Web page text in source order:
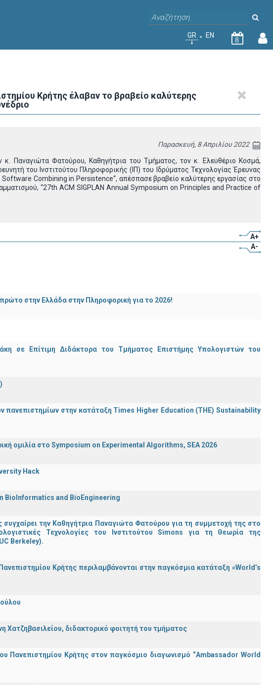
GR EN
8
Κρήτης έλαβαν το βραβείο καλύτερης
Παρασκευή, 8 Απριλίου 2022
Παναγιώτα Φατούρου, Καθηγήτρια του Τμήματος, τον κ. Ελευθέριο Κοσμά,
του Ινστιτούτου Πληροφορικής (ΙΠ) του Ιδρύματος Τεχνολογίας Έρευνας
Combining in Persistence“, απέσπασε βραβείο καλύτερης εργασίας στο
“27th ACM SIGPLAN Annual Symposium on Principles and Practice of
A+
A-
στην Ελλάδα στην Πληροφορική για το 2026!
σε Επίτιμη Διδάκτορα του Τμήματος Επιστήμης Υπολογιστών του
πανεπιστημίων στην κατάταξη Times Higher Education (ΤΗΕ) Sustainability
ομιλία στο Symposium on Experimental Algorithms, SEA 2026
Hack
BioInformatics and BioEngineering
την Καθηγήτρια Παναγιώτα Φατούρου για τη συμμετοχή της στο
Τεχνολογίες του Ινστιτούτου Simons για τη Θεωρία της
Berkeley).
Κρήτης περιλαμβάνονται στην παγκόσμια κατάταξη «World’s
Χατζηβασιλείου, διδακτορικό φοιτητή του τμήματος
Πανεπιστημίου Κρήτης στον παγκόσμιο διαγωνισμό “Ambassador World